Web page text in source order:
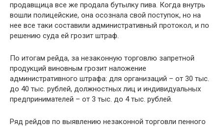
продавщица все же продала бутылку пива. Когда внутрь
вошли полицейские, она осознала свой поступок, но на
нее все таки составили административный протокол, и по
решению суда ей грозит штраф.
По итогам рейда, за незаконную торговлю запретной
продукций виновным грозит наложение
административного штрафа: для организаций – от 30 тыс.
до 40 тыс. рублей, должностных лиц и индивидуальных
предпринимателей – от 3 тыс. до 4 тыс. рублей.
Ряд рейдов по выявлению незаконной торговли пенного